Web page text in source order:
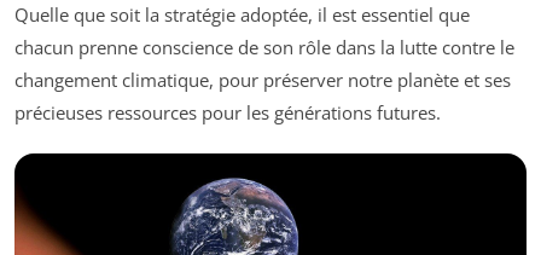
Quelle que soit la stratégie adoptée, il est essentiel que
chacun prenne conscience de son rôle dans la lutte contre le
changement climatique, pour préserver notre planète et ses
précieuses ressources pour les générations futures.